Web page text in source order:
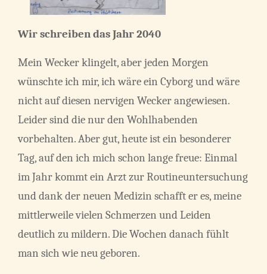
Wir schreiben das Jahr 2040
Mein Wecker klingelt, aber jeden Morgen
wünschte ich mir, ich wäre ein Cyborg und wäre
nicht auf diesen nervigen Wecker angewiesen.
Leider sind die nur den Wohlhabenden
vorbehalten. Aber gut, heute ist ein besonderer
Tag, auf den ich mich schon lange freue: Einmal
im Jahr kommt ein Arzt zur Routineuntersuchung
und dank der neuen Medizin schafft er es, meine
mittlerweile vielen Schmerzen und Leiden
deutlich zu mildern. Die Wochen danach fühlt
man sich wie neu geboren.